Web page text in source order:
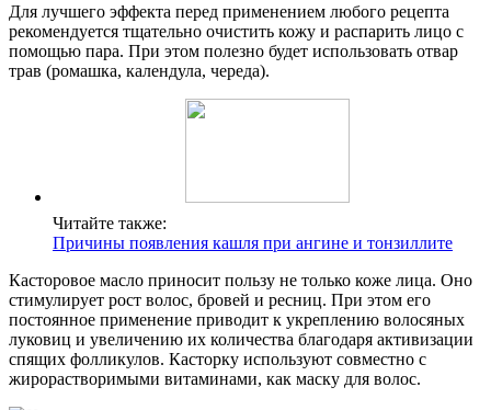
Для лучшего эффекта перед применением любого рецепта
рекомендуется тщательно очистить кожу и распарить лицо с
помощью пара. При этом полезно будет использовать отвар
трав (ромашка, календула, череда).
Читайте также:
Причины появления кашля при ангине и тонзиллите
Касторовое масло приносит пользу не только коже лица. Оно
стимулирует рост волос, бровей и ресниц. При этом его
постоянное применение приводит к укреплению волосяных
луковиц и увеличению их количества благодаря активизации
спящих фолликулов. Касторку используют совместно с
жирорастворимыми витаминами, как маску для волос.